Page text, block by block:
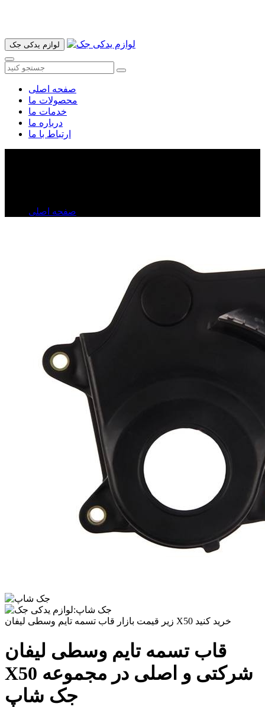
لوازم یدکی جک
صفحه اصلی
محصولات ما
خدمات ما
درباره ما
ارتباط با ما
صفحه اصلی
زیر قیمت بازار قاب تسمه تایم وسطی لیفان X50 خرید کنید
قاب تسمه تایم وسطی لیفان
X50 شرکتی و اصلی در مجموعه
جک شاپ